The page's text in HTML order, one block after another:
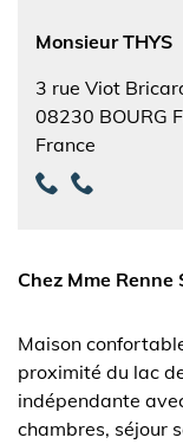
Monsieur THYS
3 rue Viot
08230 BOURG
France
Chez Mme
Maison
proximité du lac
indépendante
chambres, séjour